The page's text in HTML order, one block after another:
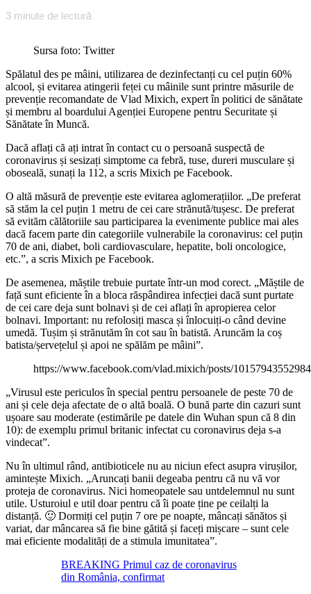
3 minute de lectură
Sursa foto: Twitter
Spălatul des pe mâini, utilizarea de dezinfectanți cu cel puțin 60%
alcool, și evitarea atingerii feței cu mâinile sunt printre măsurile de
prevenție recomandate de Vlad Mixich, expert în politici de sănătate
și membru al boardului Agenției Europene pentru Securitate și
Sănătate în Muncă.
Dacă aflați că ați intrat în contact cu o persoană suspectă de
coronavirus și sesizați simptome ca febră, tuse, dureri musculare și
oboseală, sunați la 112, a scris Mixich pe Facebook.
O altă măsură de prevenție este evitarea aglomerațiilor. „De preferat
să stăm la cel puțin 1 metru de cei care strănută/tușesc. De preferat
să evităm călătoriile sau participarea la evenimente publice mai ales
dacă facem parte din categoriile vulnerabile la coronavirus: cel puțin
70 de ani, diabet, boli cardiovasculare, hepatite, boli oncologice,
etc.”, a scris Mixich pe Facebook.
De asemenea, măștile trebuie purtate într-un mod corect. „Măștile de
față sunt eficiente în a bloca răspândirea infecției dacă sunt purtate
de cei care deja sunt bolnavi și de cei aflați în apropierea celor
bolnavi. Important: nu refolosiți masca și înlocuiți-o când devine
umedă. Tușim și strănutăm în cot sau în batistă. Aruncăm la coș
batista/șervețelul și apoi ne spălăm pe mâini”.
https://www.facebook.com/vlad.mixich/posts/
„Virusul este periculos în special pentru persoanele de peste 70 de
ani și cele deja afectate de o altă boală. O bună parte din cazuri sunt
ușoare sau moderate (estimările pe datele din Wuhan spun că 8 din
10): de exemplu primul britanic infectat cu coronavirus deja s-a
vindecat”.
Nu în ultimul rând, antibioticele nu au niciun efect asupra virușilor,
amintește Mixich. „Aruncați banii degeaba pentru că nu vă vor
proteja de coronavirus. Nici homeopatele sau untdelemnul nu sunt
utile. Usturoiul e util doar pentru că îi poate ține pe ceilalți la
distanță. 🙂 Dormiți cel puțin 7 ore pe noapte, mâncați sănătos și
variat, dar mâncarea să fie bine gătită și faceți mișcare – sunt cele
mai eficiente modalități de a stimula imunitatea”.
BREAKING Primul caz de coronavirus
din România, confirmat